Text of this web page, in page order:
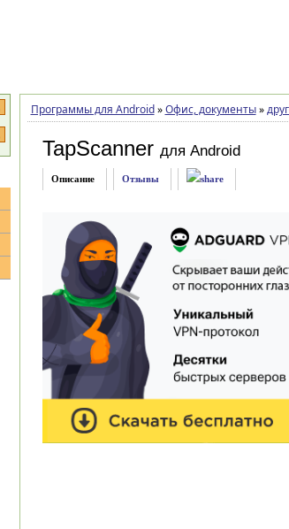
Программы для Android » Офис, документы »
TapScanner для Android
Описание Отзывы